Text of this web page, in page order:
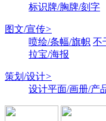
标识牌/胸牌/刻字
图文/宣传>
喷绘/条幅/旗帜 不
拉宝/海报
策划/设计>
设计平面/画册/产